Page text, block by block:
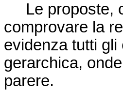
Le proposte,
comprovare la
evidenza tutti
gerarchica,
parere.